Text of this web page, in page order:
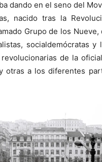
dando en el seno del
nacido tras la
Grupo de los Nueve,
socialdemócratas y
de la
otras a los diferentes